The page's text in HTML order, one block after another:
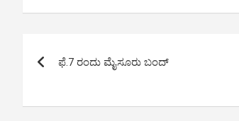
at
A
p
ce
o
k
tt ail py ar
navigation
ಫೆ.7 ರಂದು ಮೈಸೂರು ಬಂದ್